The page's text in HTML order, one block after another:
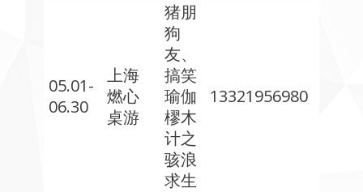
05.01-
06.30
上海
燃心
桌游
猪朋
狗
友、
搞笑
瑜伽
樛木
计之
骇浪
求生
13321956980